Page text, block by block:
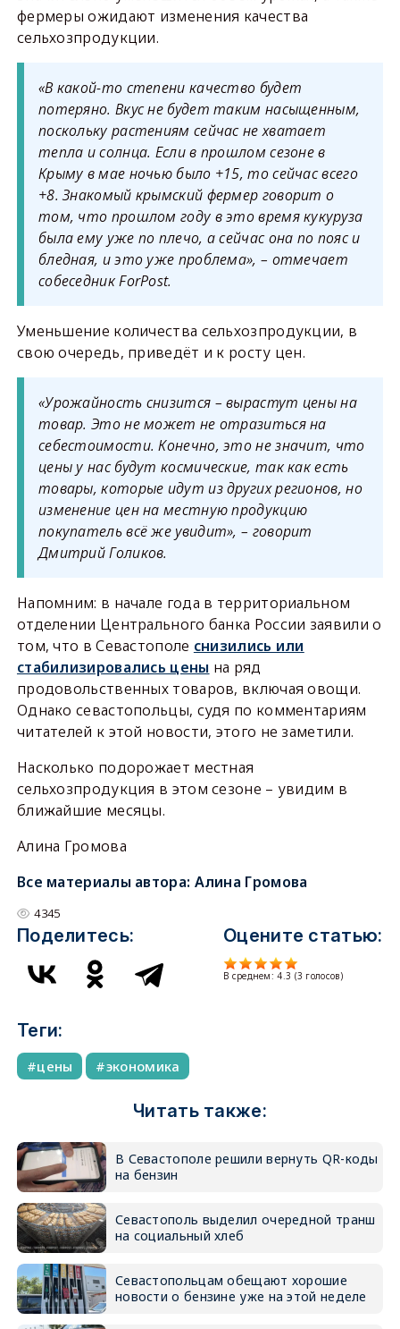
фермеры ожидают изменения качества
сельхозпродукции.
«В какой-то степени качество будет
потеряно. Вкус не будет таким насыщенным,
поскольку растениям сейчас не хватает
тепла и солнца. Если в прошлом сезоне в
Крыму в мае ночью было +15, то сейчас всего
+8. Знакомый крымский фермер говорит о
том, что прошлом году в это время кукуруза
была ему уже по плечо, а сейчас она по пояс и
бледная, и это уже проблема», – отмечает
собеседник ForPost.
Уменьшение количества сельхозпродукции, в
свою очередь, приведёт и к росту цен.
«Урожайность снизится – вырастут цены на
товар. Это не может не отразиться на
себестоимости. Конечно, это не значит, что
цены у нас будут космические, так как есть
товары, которые идут из других регионов, но
изменение цен на местную продукцию
покупатель всё же увидит», – говорит
Дмитрий Голиков.
Напомним: в начале года в территориальном
отделении Центрального банка России заявили о
том, что в Севастополе снизились или
стабилизировались цены на ряд
продовольственных товаров, включая овощи.
Однако севастопольцы, судя по комментариям
читателей к этой новости, этого не заметили.
Насколько подорожает местная
сельхозпродукция в этом сезоне – увидим в
ближайшие месяцы.
Алина Громова
Все материалы автора: Алина Громова
4345
Поделитесь: Оцените статью:
В среднем:4.3 (3 голосов)
Теги:
цены экономика
Читать также:
В Севастополе решили вернуть QR-коды
на бензин
Севастополь выделил очередной транш
на социальный хлеб
Севастопольцам обещают хорошие
новости о бензине уже на этой неделе